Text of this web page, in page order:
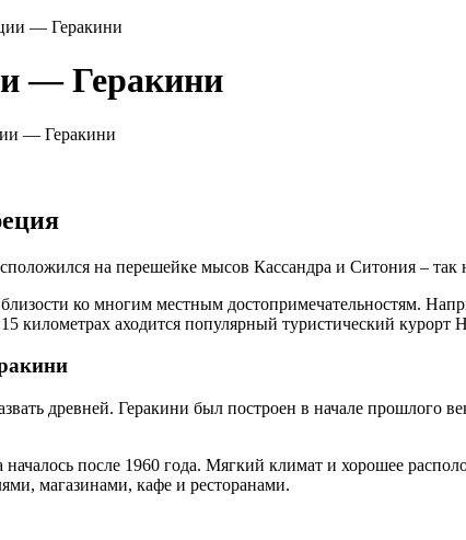
— Геракини
— Геракини
— Геракини
на перешейке мысов Кассандра и Ситония –
ко многим местным достопримечательностям.
километрах аходится популярный туристический
древней. Геракини был построен в начале прошлого
началось после 1960 года. Мягкий климат и хорошее
магазинами, кафе и ресторанами.